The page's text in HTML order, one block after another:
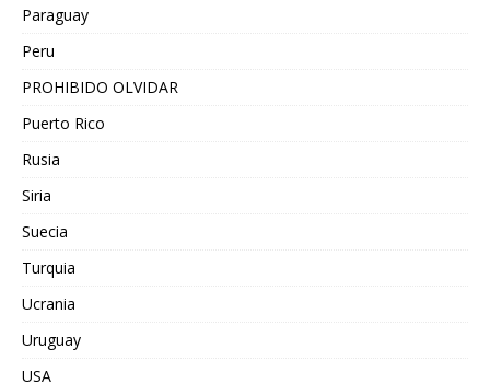
Paraguay
Peru
PROHIBIDO OLVIDAR
Puerto Rico
Rusia
Siria
Suecia
Turquia
Ucrania
Uruguay
USA